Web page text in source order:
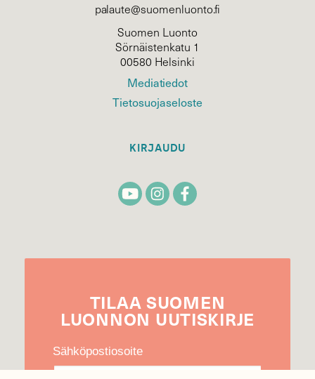
palaute@suomenluonto.fi
Suomen Luonto
Sörnäistenkatu 1
00580 Helsinki
Mediatiedot
Tietosuojaseloste
KIRJAUDU
TILAA SUOMEN
LUONNON UUTIS­KIRJE
Sähköpostiosoite